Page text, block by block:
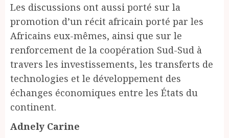
Les discussions ont aussi porté sur la
promotion d’un récit africain porté par les
Africains eux-mêmes, ainsi que sur le
renforcement de la coopération Sud-Sud à
travers les investissements, les transferts de
technologies et le développement des
échanges économiques entre les États du
continent.
Adnely Carine